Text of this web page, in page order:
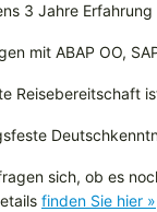
3 Jahre
mit ABAP OO,
Reisebereitschaft
sich, ob es
finden Sie hier »